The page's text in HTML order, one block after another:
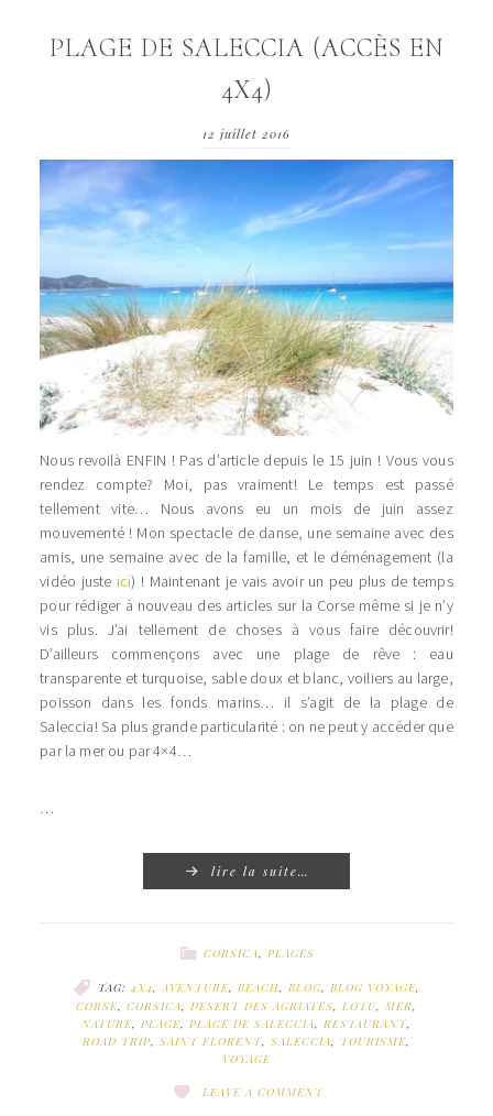
PLAGE DE SALECCIA (ACCÈS EN
4X4)
12 juillet 2016
Nous revoilà ENFIN ! Pas d’article depuis le 15 juin ! Vous vous
rendez compte? Moi, pas vraiment! Le temps est passé
tellement vite… Nous avons eu un mois de juin assez
mouvementé ! Mon spectacle de danse, une semaine avec des
amis, une semaine avec de la famille, et le déménagement (la
vidéo juste ici) ! Maintenant je vais avoir un peu plus de temps
pour rédiger à nouveau des articles sur la Corse même si je n’y
vis plus. J’ai tellement de choses à vous faire découvrir!
D’ailleurs commençons avec une plage de rêve : eau
transparente et turquoise, sable doux et blanc, voiliers au large,
poisson dans les fonds marins… il s’agit de la plage de
Saleccia! Sa plus grande particularité : on ne peut y accéder que
par la mer ou par 4×4…
…
lire la suite…
CORSICA PLAGES
TAG: 4X4 AVENTURE BEACH BLOG BLOG VOYAGE
CORSE CORSICA DESERT DES AGRIATES LOTU MER
NATURE PLAGE PLAGE DE SALECCIA RESTAURANT
ROAD TRIP SAINT FLORENT SALECCIA TOURISME
VOYAGE
LEAVE A COMMENT